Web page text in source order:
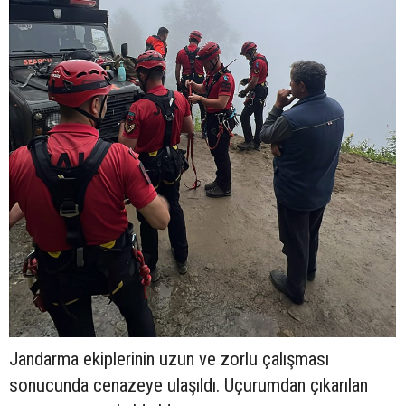
Jandarma ekiplerinin uzun ve zorlu çalışması
sonucunda cenazeye ulaşıldı. Uçurumdan çıkarılan